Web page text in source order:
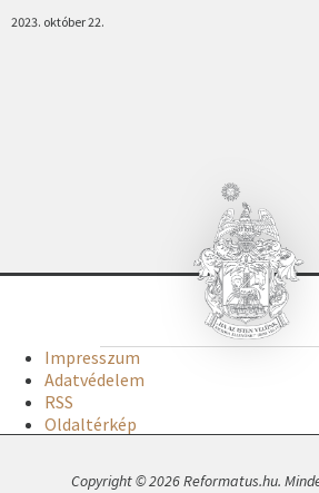
2023. október 22.
Impresszum
Adatvédelem
RSS
Oldaltérkép
Copyright © 2026 Reformatus.hu.